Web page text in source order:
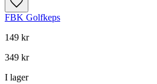
FBK Golfkeps
149 kr
349 kr
I lager